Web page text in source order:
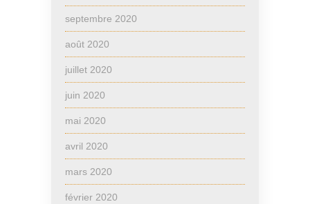
septembre 2020
août 2020
juillet 2020
juin 2020
mai 2020
avril 2020
mars 2020
février 2020